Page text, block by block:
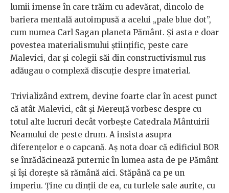
lumii imense în care trăim cu adevărat, dincolo de
bariera mentală autoimpusă a acelui „pale blue dot”,
cum numea Carl Sagan planeta Pământ. Și asta e doar
povestea materialismului științific, peste care
Malevici, dar și colegii săi din constructivismul rus
adăugau o complexă discuție despre imaterial.
Trivializând extrem, devine foarte clar în acest punct
că atât Malevici, cât și Mereuță vorbesc despre cu
totul alte lucruri decât vorbește Catedrala Mântuirii
Neamului de peste drum. A insista asupra
diferențelor e o capcană. Aș nota doar că edificiul BOR
se înrădăcinează puternic în lumea asta de pe Pământ
și își dorește să rămână aici. Stăpână ca pe un
imperiu. Ține cu dinții de ea, cu turlele sale aurite, cu